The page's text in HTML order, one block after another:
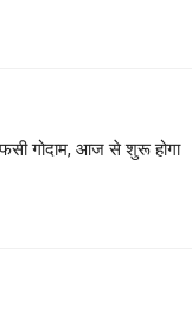
गोदाम, आज से शुरू होगा